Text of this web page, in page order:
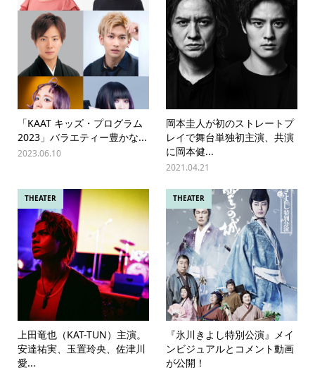
「KAAT キッズ・プログラム
2023」バラエティー豊かな...
2023.06.10
岡本圭人が初のストレートプ
レイで舞台単独初主演、共演
に岡本健...
2021.04.21
THEATER
上田竜也（KAT-TUN）主演。
安達祐実、玉置玲央、佐津川
愛...
THEATER
『氷川きよし特別公演』メイ
ンビジュアルとコメント動画
が公開！